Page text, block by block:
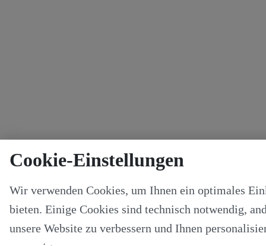
Cookie-Einstellungen
Wir verwenden Cookies, um Ihnen ein optimales
bieten. Einige Cookies sind technisch notwendig,
unsere Website zu verbessern und Ihnen